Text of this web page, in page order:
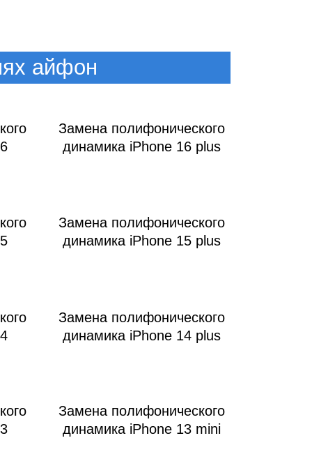
айфон
Замена полифонического
динамика iPhone 16 plus
Замена полифонического
динамика iPhone 15 plus
Замена полифонического
динамика iPhone 14 plus
Замена полифонического
динамика iPhone 13 mini